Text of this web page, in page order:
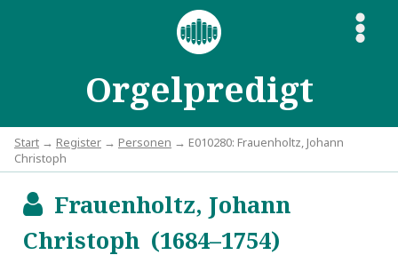
Orgelpredigt
S
Start → Register → Personen → E010280: Frauenholtz, Johann
Christoph
bFrauenholtz, Johann
Christoph (1684–1754)